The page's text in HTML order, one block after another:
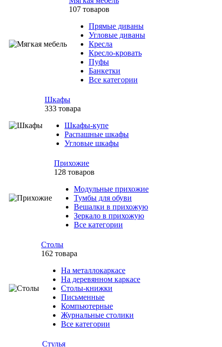
107 товаров
Прямые диваны
Угловые диваны
Кресла
Кресло-кровать
Пуфы
Банкетки
Все категории
Шкафы
333 товара
Шкафы-купе
Распашные шкафы
Угловые шкафы
Прихожие
128 товаров
Модульные прихожие
Тумбы для обуви
Вешалки в прихожую
Зеркало в прихожую
Все категории
Столы
162 товара
На металлокаркасе
На деревянном каркасе
Столы-книжки
Письменные
Компьютерные
Журнальные столики
Все категории
Стулья